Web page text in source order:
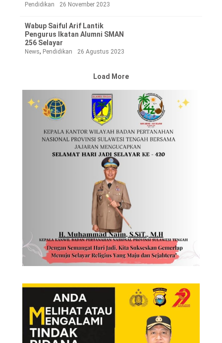
Pendidikan 26 November 2023
Wabup Saiful Arif Lantik
Pengurus Ikatan Alumni SMAN
256 Selayar
News, Pendidikan 26 Agustus 2023
Load More